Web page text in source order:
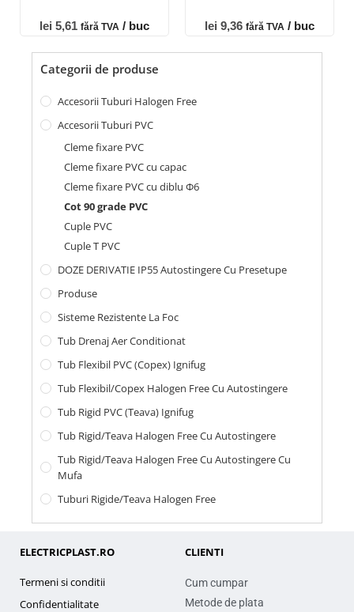
Categorii de produse
Accesorii Tuburi Halogen Free
Accesorii Tuburi PVC
Cleme fixare PVC
Cleme fixare PVC cu capac
Cleme fixare PVC cu diblu Φ6
Cot 90 grade PVC
Cuple PVC
Cuple T PVC
DOZE DERIVATIE IP55 Autostingere Cu Presetupe
Produse
Sisteme Rezistente La Foc
Tub Drenaj Aer Conditionat
Tub Flexibil PVC (copex) Ignifug
Tub Flexibil/Copex Halogen Free Cu Autostingere
Tub Rigid PVC (teava) Ignifug
Tub Rigid/Teava Halogen Free Cu Autostingere
Tub Rigid/Teava Halogen Free Cu Autostingere Cu
Mufa
Tuburi Rigide/teava Halogen Free
lei 5,61 fără TVA / buc lei 9,36 fără TVA / buc
ELECTRICPLAST.RO
Termeni si conditii
Confidentialitate
CLIENTI
Cum cumpar
Metode de plata